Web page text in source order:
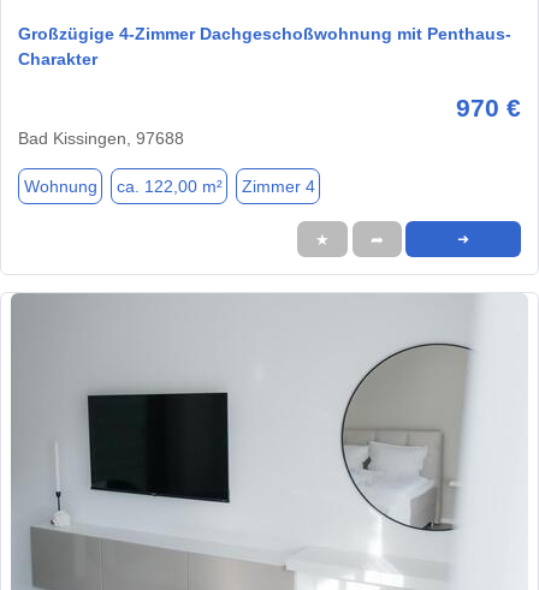
Großzügige 4-Zimmer Dachgeschoßwohnung mit Penthaus-
Charakter
970 €
Bad Kissingen, 97688
Wohnung ca. 122,00 m² Zimmer 4
★ ➦ ➜